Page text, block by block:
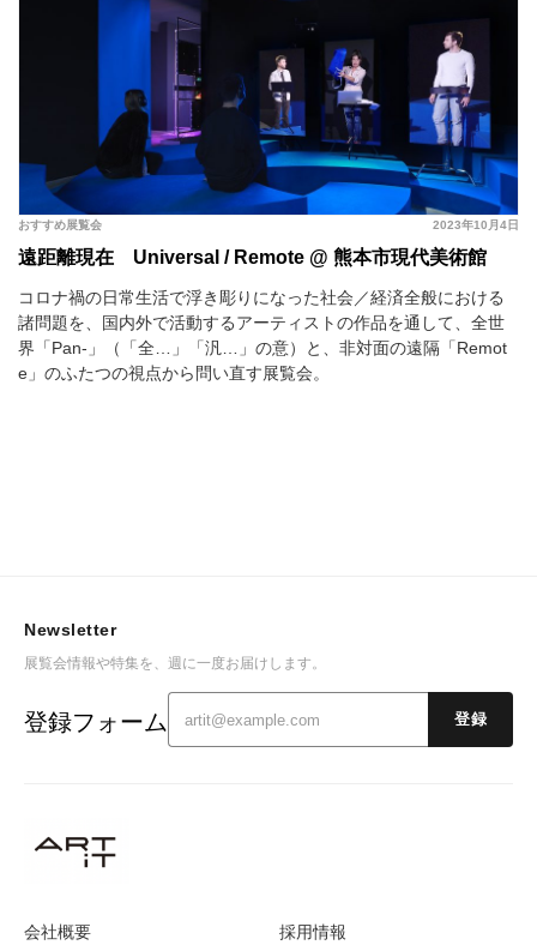
2023年10月4日
おすすめ展覧会
遠距離現在 Universal / Remote @ 熊本市現代美術館
コロナ禍の日常生活で浮き彫りになった社会／経済全般における
諸問題を、国内外で活動するアーティストの作品を通して、全世
界「Pan-」（「全…」「汎…」の意）と、非対面の遠隔「Remot
e」のふたつの視点から問い直す展覧会。
会社概要 採用情報
Newsletter
展覧会情報や特集を、週に一度お届けします。
登録フォーム 登録